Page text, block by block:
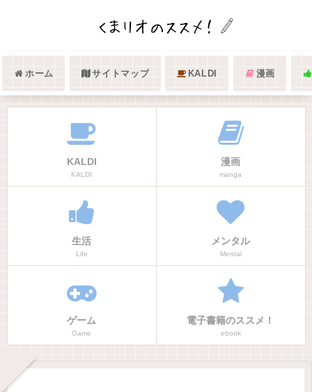
ホーム サイトマップ KALDI 漫画
KALDI
KALDI
漫画
manga
生活
Life
メンタル
Mental
ゲーム
Game
電子書籍のススメ！
ebook